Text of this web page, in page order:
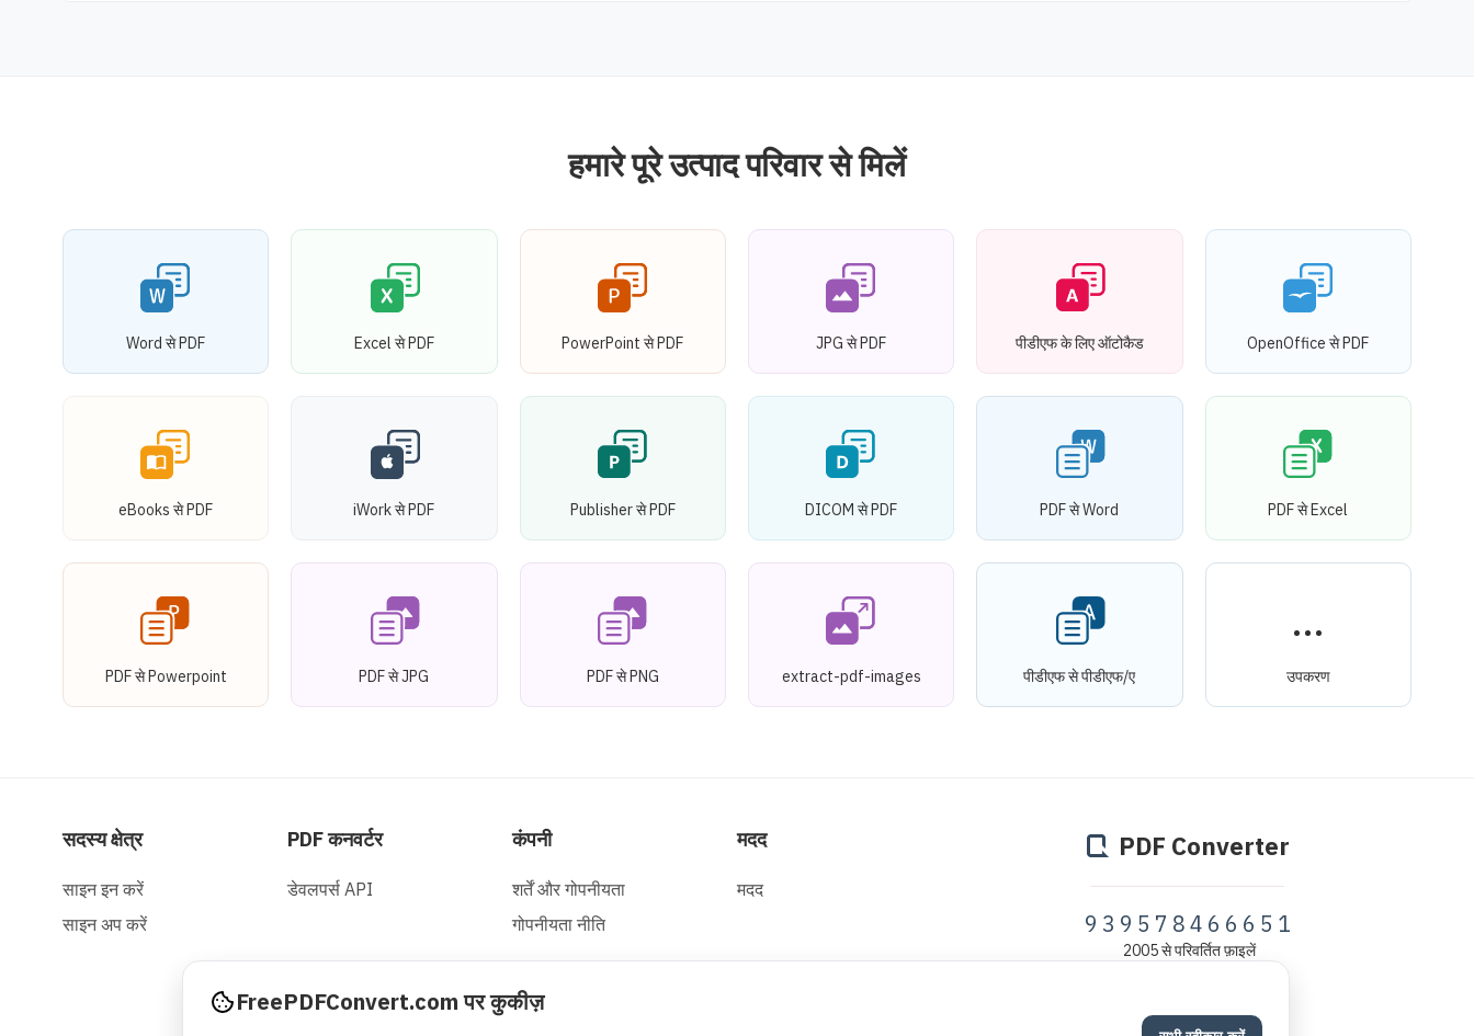
हमारे पूरे उत्पाद परिवार से मिलें
Word से PDF Excel से PDF PowerPoint से PDF JPG से PDF पीडीएफ के लिए ऑटोकैड OpenOffice से PDF
eBooks से PDF iWork से PDF Publisher से PDF DICOM से PDF PDF से Word PDF से Excel
PDF से Powerpoint PDF से JPG PDF से PNG extract-pdf-images पीडीएफ से पीडीएफ/ए उपकरण
सदस्य क्षेत्र
साइन इन करें
साइन अप करें
PDF कनवर्टर
डेवलपर्स API
कंपनी
शर्तें और गोपनीयता
गोपनीयता नीति
मदद
मदद
PDF Converter
939578515719
2005 से परिवर्तित फ़ाइलें
FreePDFConvert.com पर कुकीज़